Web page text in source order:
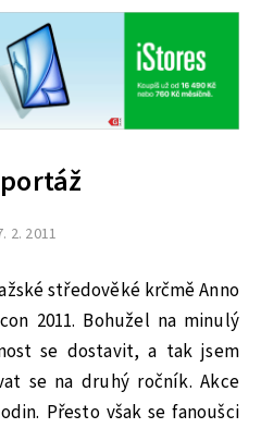
2. 2011
středověké krčmě Anno
2011. Bohužel na minulý
se dostavit, a tak jsem
se na druhý ročník. Akce
Přesto však se fanoušci